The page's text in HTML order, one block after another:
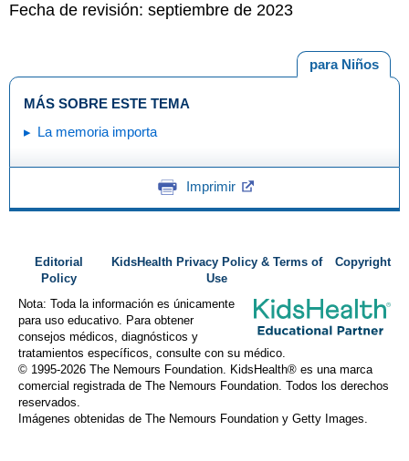
Fecha de revisión: septiembre de 2023
para Niños
MÁS SOBRE ESTE TEMA
La memoria importa
Imprimir
Editorial
Policy
KidsHealth Privacy Policy & Terms of
Use
Copyright
Nota: Toda la información es únicamente
para uso educativo. Para obtener
consejos médicos, diagnósticos y
tratamientos específicos, consulte con su médico.
© 1995-2026 The Nemours Foundation. KidsHealth® es una marca
comercial registrada de The Nemours Foundation. Todos los derechos
reservados.
Imágenes obtenidas de The Nemours Foundation y Getty Images.